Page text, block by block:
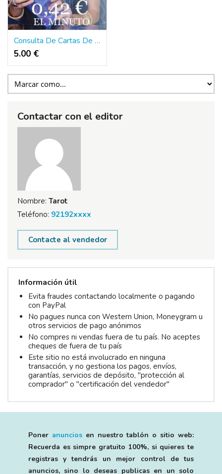
Consulta De Cartas De Tarot Fiable | Tarot
5.00 €
Contactar con el editor
Nombre: Tarot
Teléfono: 92192xxxx
Contacte al vendedor
Información útil
Evita fraudes contactando localmente o pagando
con PayPal
No pagues nunca con Western Union, Moneygram u
otros servicios de pago anónimos
No compres ni vendas fuera de tu país. No aceptes
cheques de fuera de tu país
Este sitio no está involucrado en ninguna
transacción, y no gestiona los pagos, envíos,
garantías, servicios de depósito, "protección al
comprador" o "certificación del vendedor"
Poner anunciosen nuestro tablón o sitio web:
Recuerda es simpre gratuito 100%, si quieres te
registras y tendrás un mejor control de tus
anuncios, sino lo deseas publicas en un solo